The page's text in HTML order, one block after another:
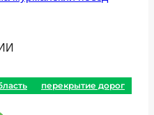
перекрытие дорог